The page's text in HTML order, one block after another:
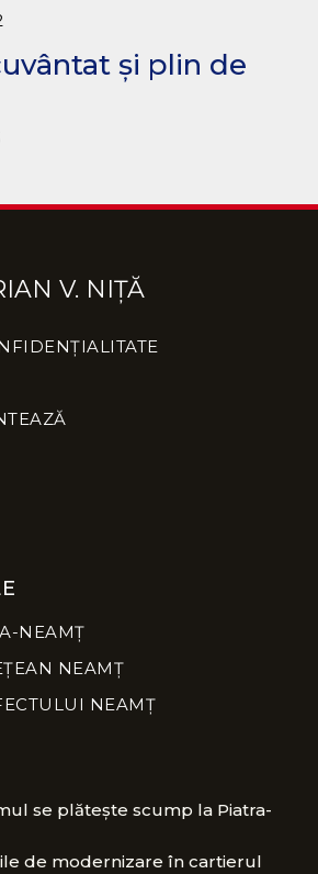
și plin de
V. NIȚĂ
NEAMȚ
NEAMȚ
NEAMȚ
se plătește scump la Piatra-
de modernizare în cartierul